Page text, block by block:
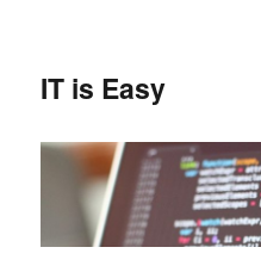
IT is Easy